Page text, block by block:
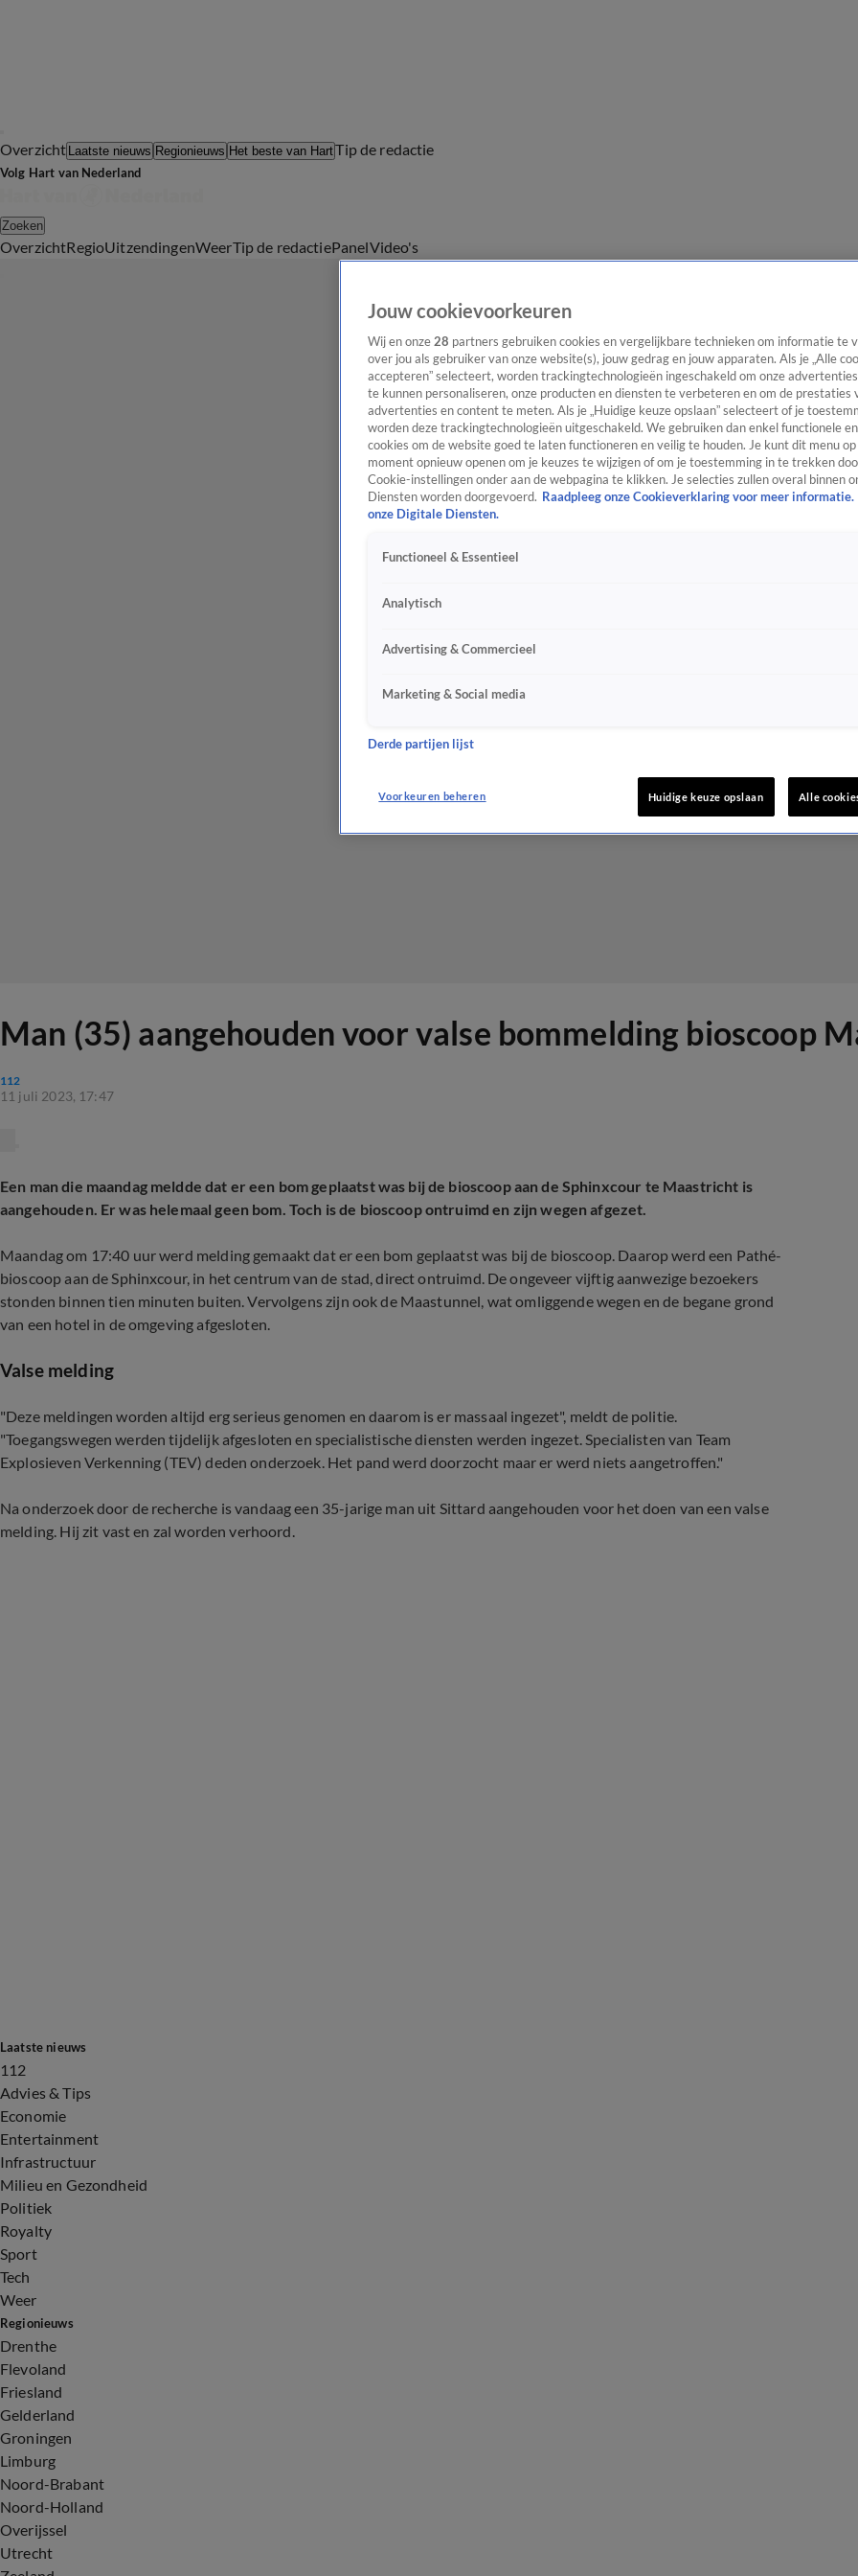
Overzicht Laatste nieuws Regionieuws Het beste van HartTip de redactie
Volg Hart van Nederland
Zoeken
OverzichtRegioUitzendingenWeerTip de redactiePanelVideo's
Man (35) aangehouden voor valse bommelding bioscoop
112
11 juli 2023, 17:47
Een man die maandag meldde dat er een bom geplaatst was bij de bioscoop aan de Sphinxcour te Maastricht is
aangehouden. Er was helemaal geen bom. Toch is de bioscoop ontruimd en zijn wegen afgezet.
Maandag om 17:40 uur werd melding gemaakt dat er een bom geplaatst was bij de bioscoop. Daarop werd een Pathé-
bioscoop aan de Sphinxcour, in het centrum van de stad, direct ontruimd. De ongeveer vijftig aanwezige bezoekers
stonden binnen tien minuten buiten. Vervolgens zijn ook de Maastunnel, wat omliggende wegen en de begane grond
van een hotel in de omgeving afgesloten.
Valse melding
"Deze meldingen worden altijd erg serieus genomen en daarom is er massaal ingezet", meldt de politie.
"Toegangswegen werden tijdelijk afgesloten en specialistische diensten werden ingezet. Specialisten van Team
Explosieven Verkenning (TEV) deden onderzoek. Het pand werd doorzocht maar er werd niets aangetroffen."
Na onderzoek door de recherche is vandaag een 35-jarige man uit Sittard aangehouden voor het doen van een valse
melding. Hij zit vast en zal worden verhoord.
Laatste nieuws
112
Advies & Tips
Economie
Entertainment
Infrastructuur
Milieu en Gezondheid
Politiek
Royalty
Sport
Tech
Weer
Regionieuws
Drenthe
Flevoland
Friesland
Gelderland
Groningen
Limburg
Noord-Brabant
Noord-Holland
Overijssel
Utrecht
Jouw cookievoorkeuren
Wij en onze 28 partners gebruiken cookies en vergelijkbare technieken om informatie te
over jou als gebruiker van onze website(s), jouw gedrag en jouw apparaten. Als je „Alle
accepteren” selecteert, worden trackingtechnologieën ingeschakeld om onze
te kunnen personaliseren, onze producten en diensten te verbeteren en om de prestaties
advertenties en content te meten. Als je „Huidige keuze opslaan” selecteert of je
worden deze trackingtechnologieën uitgeschakeld. We gebruiken dan enkel functionele
cookies om de website goed te laten functioneren en veilig te houden. Je kunt dit menu
moment opnieuw openen om je keuzes te wijzigen of om je toestemming in te trekken
Cookie-instellingen onder aan de webpagina te klikken. Je selecties zullen overal binnen
Diensten worden doorgevoerd. Raadpleeg onze Cookieverklaring voor meer informatie.
onze Digitale Diensten.
Functioneel & Essentieel
Analytisch
Advertising & Commercieel
Marketing & Social media
Derde partijen lijst
Voorkeuren beheren Huidige keuze opslaan Alle